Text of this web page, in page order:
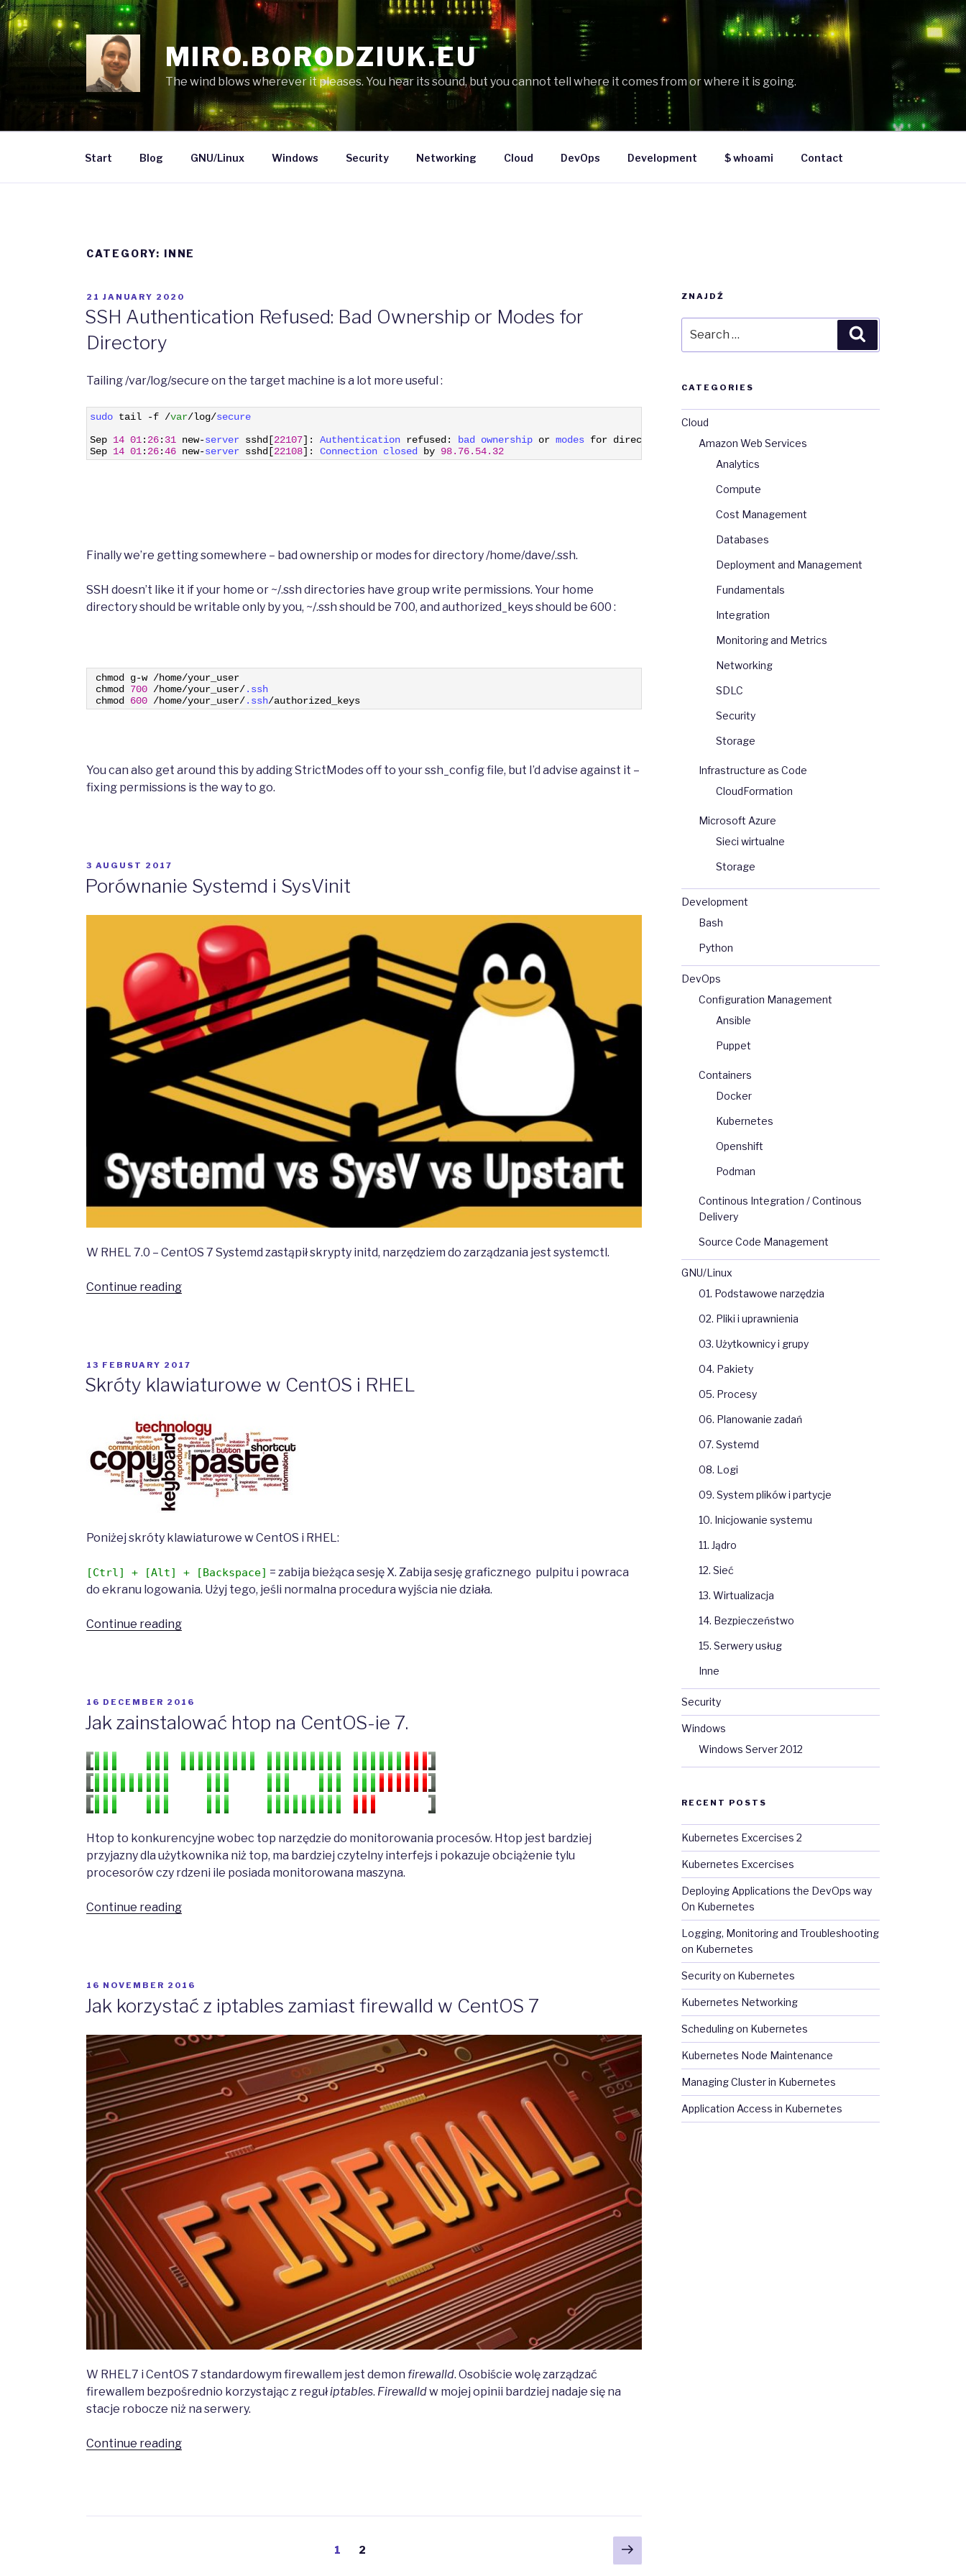
Skip
to
content
MIRO.BORODZIUK.EU
The wind blows wherever it pleases. You hear its sound, but you cannot tell where it comes from or where it is going.
Start Blog GNU/Linux Windows Security Networking Cloud DevOps Development $ whoami Contact
CATEGORY: INNE
POSTED
21 JANUARY 2020
SSH Authentication Refused: Bad Ownership or Modes for
Directory
Tailing /var/log/secure on the target machine is a lot more useful :
sudo tail -f /var/log/secure
Sep 14 01: 26: 31 new-server sshd [22107] : Authentication refused : bad ownership or modes for directory /dave/.ssh
Sep 14 01: 26:46 new-server sshd [22108] : Connection closed by 98.76.54.32
Finally we’re getting somewhere – bad ownership or modes for directory /home/dave/.ssh.
SSH doesn’t like it if your home or ~/.ssh directories have group write permissions. Your home
directory should be writable only by you, ~/.ssh should be 700, and authorized_keys should be 600 :
chmod g-w /home/your user
chmod
700 /home/your_user/.ssh
chmod
600 /home/your_user/.ssh/authorized_keys
You can also get around this by adding StrictModes off to your ssh_config file, but I’d advise against it –
fixing permissions is the way to go.
POSTED
3 AUGUST 2017
Porównanie Systemd i SysVinit
W RHEL 7.0 – CentOS 7 Systemd zastąpił skrypty initd, narzędziem do zarządzania jest systemctl.
Continue reading“Porównanie
POSTED
13 FEBRUARY 2017
Skróty klawiaturowe w CentOS i RHEL
Poniżej skróty klawiaturowe w CentOS i RHEL:
[Ctrl] + [Alt] + [Backspace] = zabija bieżąca sesję X. Zabija sesję graficznego pulpitu i powraca
do ekranu logowania. Użyj tego, jeśli normalna procedura wyjścia nie działa.
Continue reading“Skróty
RHEL”
POSTED
16 DECEMBER 2016
Jak zainstalować htop na CentOS-ie 7.
Htop to konkurencyjne wobec top narzędzie do monitorowania procesów. Htop jest bardziej
przyjazny dla użytkownika niż top, ma bardziej czytelny interfejs i pokazuje obciążenie tylu
procesorów czy rdzeni ile posiada monitorowana maszyna.
Continue reading“Jak
7.”
POSTED
16 NOVEMBER 2016
Jak korzystać z iptables zamiast firewalld w CentOS 7
W RHEL7 i CentOS 7 standardowym firewallem jest demon firewalld. Osobiście wolę zarządzać
firewallem bezpośrednio korzystając z regułiptables. Firewalldw mojej opinii bardziej nadaje się na
stacje robocze niż na serwery.
Continue reading“Jak
Page
1 Page
2
Next
page
ZNAJDŹ
for:
CATEGORIES
Cloud
Amazon Web Services
Analytics
Compute
Cost Management
Databases
Deployment and Management
Fundamentals
Integration
Monitoring and Metrics
Networking
SDLC
Security
Storage
Infrastructure as Code
CloudFormation
Microsoft Azure
Sieci wirtualne
Storage
Development
Bash
Python
DevOps
Configuration Management
Ansible
Puppet
Containers
Docker
Kubernetes
Openshift
Podman
Continous Integration / Continous
Delivery
Source Code Management
GNU/Linux
01. Podstawowe narzędzia
02. Pliki i uprawnienia
03. Użytkownicy i grupy
04. Pakiety
05. Procesy
06. Planowanie zadań
07. Systemd
08. Logi
09. System plików i partycje
10. Inicjowanie systemu
11. Jądro
12. Sieć
13. Wirtualizacja
14. Bezpieczeństwo
15. Serwery usług
Inne
Security
Windows
Windows Server 2012
RECENT POSTS
Kubernetes Excercises 2
Kubernetes Excercises
Deploying Applications the DevOps way
On Kubernetes
Logging, Monitoring and Troubleshooting
on Kubernetes
Security on Kubernetes
Kubernetes Networking
Scheduling on Kubernetes
Kubernetes Node Maintenance
Managing Cluster in Kubernetes
Application Access in Kubernetes